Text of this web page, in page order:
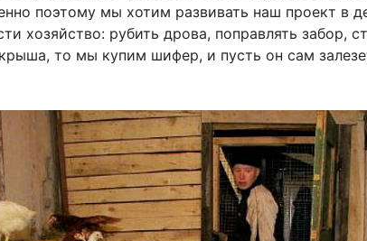
поэтому мы хотим развивать наш проект в
хозяйство: рубить дрова, поправлять забор,
то мы купим шифер, и пусть он сам